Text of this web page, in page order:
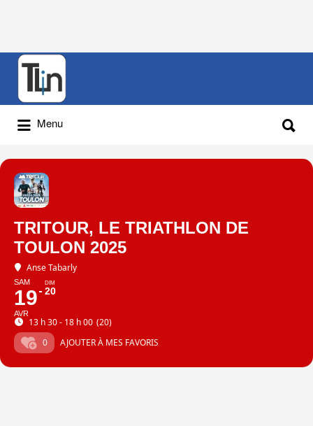
Rechercher
Menu
TRITOUR, LE TRIATHLON DE
TOULON 2025
Anse Tabarly
SAM
19
AVR
DIM
20
13 h 30 - 18 h 00 (20)
0
AJOUTER À MES FAVORIS